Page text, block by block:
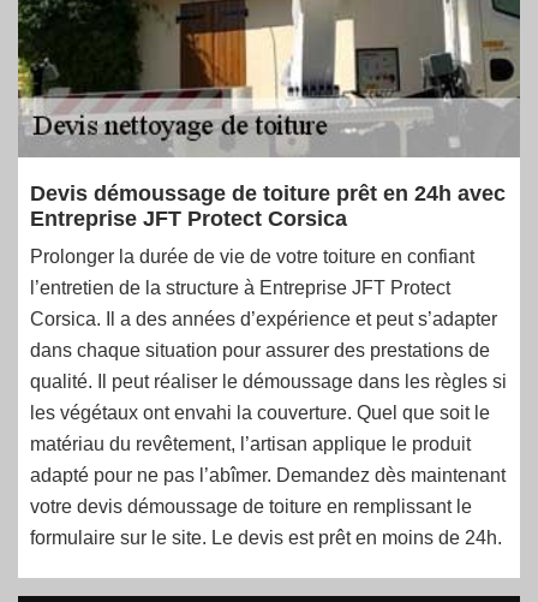
Devis démoussage de toiture prêt en 24h avec
Entreprise JFT Protect Corsica
Prolonger la durée de vie de votre toiture en confiant
l’entretien de la structure à Entreprise JFT Protect
Corsica. Il a des années d’expérience et peut s’adapter
dans chaque situation pour assurer des prestations de
qualité. Il peut réaliser le démoussage dans les règles si
les végétaux ont envahi la couverture. Quel que soit le
matériau du revêtement, l’artisan applique le produit
adapté pour ne pas l’abîmer. Demandez dès maintenant
votre devis démoussage de toiture en remplissant le
formulaire sur le site. Le devis est prêt en moins de 24h.